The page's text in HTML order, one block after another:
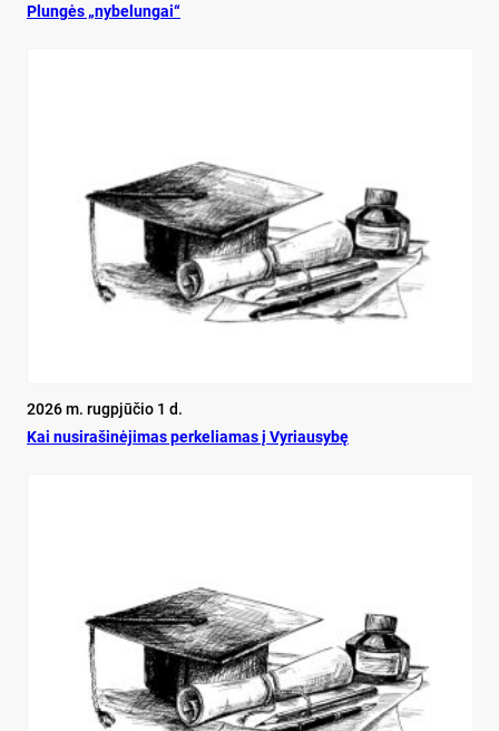
Plun­gės „ny­be­lun­gai“
2026 m. rugpjūčio 1 d.
Kai nu­si­ra­ši­nė­ji­mas per­ke­lia­mas į Vy­riau­sy­bę